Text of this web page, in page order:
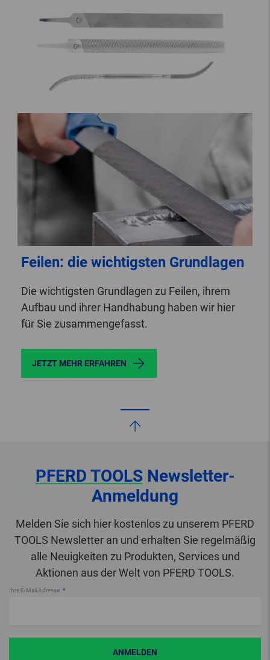
Feilen: die wichtigsten Grundlagen
Die wichtigsten Grundlagen zu Feilen, ihrem
Aufbau und ihrer Handhabung haben wir hier
für Sie zusammengefasst.
JETZT MEHR ERFAHREN
PFERD TOOLSNewsletter-
Anmeldung
Melden Sie sich hier kostenlos zu unserem PFERD
TOOLS Newsletter an und erhalten Sie regelmäßig
alle Neuigkeiten zu Produkten, Services und
Aktionen aus der Welt von PFERD TOOLS.
Ihre E-Mail Adresse
ANMELDEN